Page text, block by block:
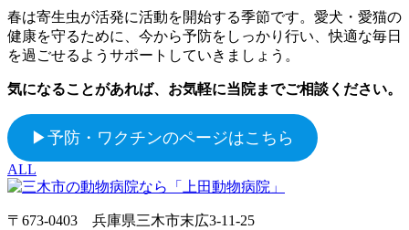
春は寄生虫が活発に活動を開始する季節です。愛犬・愛猫の
健康を守るために、今から予防をしっかり行い、快適な毎日
を過ごせるようサポートしていきましょう。
気になることがあれば、お気軽に当院までご相談ください。
▶予防・ワクチンのページはこちら
ALL
〒673-0403 兵庫県三木市末広3-11-25